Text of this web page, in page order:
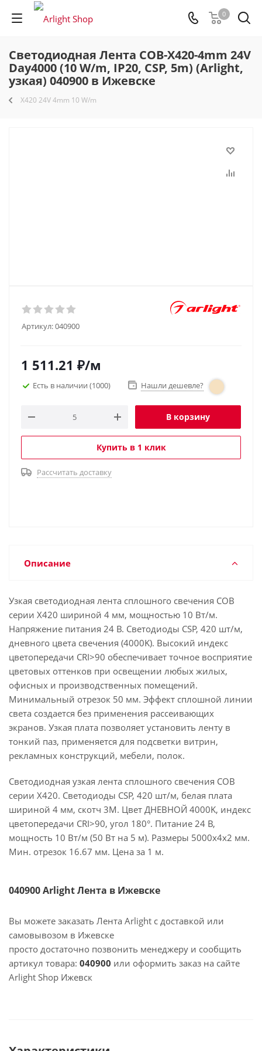
0
Светодиодная Лента COB-X420-4mm 24V
Day4000 (10 W/m, IP20, CSP, 5m) (Arlight,
узкая) 040900 в Ижевске
X420 24V 4mm 10 W/m
Артикул:040900
1 511.21 ₽/м
Есть в наличии (1000) Нашли дешевле?
В корзину
Купить в 1 клик
Рассчитать доставку
Описание
Узкая светодиодная лента сплошного свечения COB
серии X420 шириной 4 мм, мощностью 10 Вт/м.
Напряжение питания 24 В. Светодиоды CSP, 420 шт/м,
дневного цвета свечения (4000K). Высокий индекс
цветопередачи CRI>90 обеспечивает точное восприятие
цветовых оттенков при освещении любых жилых,
офисных и производственных помещений.
Минимальный отрезок 50 мм. Эффект сплошной линии
света создается без применения рассеивающих
экранов. Узкая плата позволяет установить ленту в
тонкий паз, применяется для подсветки витрин,
рекламных конструкций, мебели, полок.
Светодиодная узкая лента сплошного свечения COB
серии X420. Светодиоды CSP, 420 шт/м, белая плата
шириной 4 мм, скотч 3M. Цвет ДНЕВНОЙ 4000K, индекс
цветопередачи CRI>90, угол 180°. Питание 24 В,
мощность 10 Вт/м (50 Вт на 5 м). Размеры 5000х4х2 мм.
Мин. отрезок 16.67 мм. Цена за 1 м.
040900 Arlight Лента в Ижевске
Вы можете заказать Лента Arlight с доставкой или
самовывозом в Ижевске
просто достаточно позвонить менеджеру и сообщить
артикул товара: 040900 или оформить заказ на сайте
Arlight Shop Ижевск